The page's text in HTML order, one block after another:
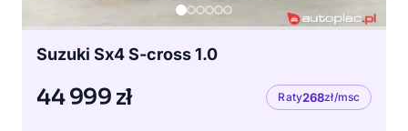
Suzuki Sx4 S-cross 1.0
44 999 zł Raty268zł/msc